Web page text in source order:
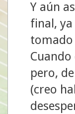
Y aún
final,
tomado
pero,
(creo